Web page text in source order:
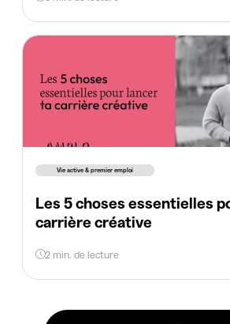
Vie active & premier emploi
Les 5 choses essentielles
carrière créative
2 min. de lecture